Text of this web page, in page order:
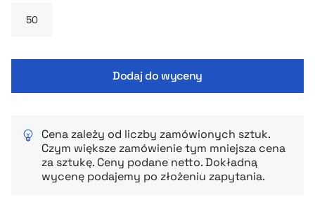
Dodaj do wyceny
Cena zależy od liczby zamówionych sztuk.
Czym większe zamówienie tym mniejsza cena
za sztukę. Ceny podane netto. Dokładną
wycenę podajemy po złożeniu zapytania.